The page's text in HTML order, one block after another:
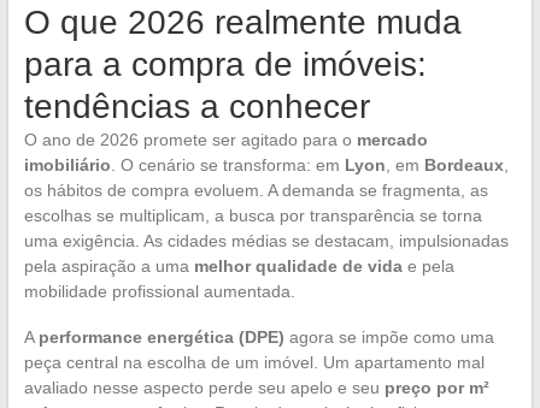
O que 2026 realmente muda
para a compra de imóveis:
tendências a conhecer
O ano de 2026 promete ser agitado para o mercado
imobiliário . O cenário se transforma: em Lyon , em Bordeaux,
os hábitos de compra evoluem. A demanda se fragmenta, as
escolhas se multiplicam, a busca por transparência se torna
uma exigência. As cidades médias se destacam, impulsionadas
pela aspiração a uma melhor qualidade de vidae pela
mobilidade profissional aumentada.
A performance energética (DPE) agora se impõe como uma
peça central na escolha de um imóvel. Um apartamento mal
avaliado nesse aspecto perde seu apelo e seu preço por m²